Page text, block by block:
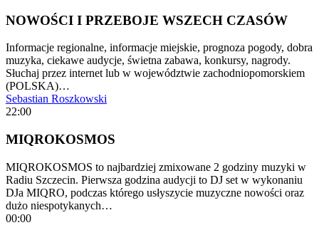
NOWOŚCI I PRZEBOJE WSZECH CZASÓW
Informacje regionalne, informacje miejskie, prognoza pogody, dobra
muzyka, ciekawe audycje, świetna zabawa, konkursy, nagrody.
Słuchaj przez internet lub w województwie zachodniopomorskiem
(POLSKA)…
Sebastian Roszkowski
22:00
MIQROKOSMOS
MIQROKOSMOS to najbardziej zmixowane 2 godziny muzyki w
Radiu Szczecin. Pierwsza godzina audycji to DJ set w wykonaniu
DJa MIQRO, podczas którego usłyszycie muzyczne nowości oraz
dużo niespotykanych…
00:00